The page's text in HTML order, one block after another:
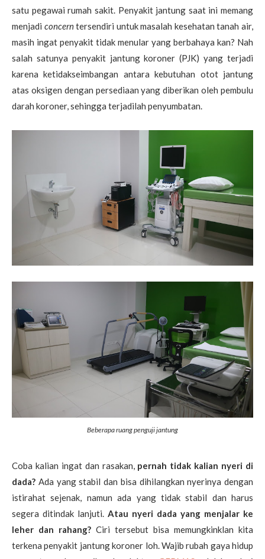
satu pegawai rumah sakit. Penyakit jantung saat ini memang
menjadi concerntersendiri untuk masalah kesehatan tanah air,
masih ingat penyakit tidak menular yang berbahaya kan? Nah
salah satunya penyakit jantung koroner (PJK) yang terjadi
karena ketidakseimbangan antara kebutuhan otot jantung
atas oksigen dengan persediaan yang diberikan oleh pembulu
darah koroner, sehingga terjadilah penyumbatan.
Beberapa ruang penguji jantung
Coba kalian ingat dan rasakan, pernah tidak kalian nyeri di
dada? Ada yang stabil dan bisa dihilangkan nyerinya dengan
istirahat sejenak, namun ada yang tidak stabil dan harus
segera ditindak lanjuti. Atau nyeri dada yang menjalar ke
leher dan rahang? Ciri tersebut bisa memungkinklan kita
terkena penyakit jantung koroner loh. Wajib rubah gaya hidup